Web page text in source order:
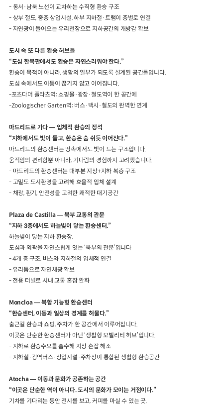
- 동서 · 남북 노선이 교차하는 수직형 환승 구조
- 상부 철도,중층 상업시설,하부 지하철 ·트램이 층별로 연결
- 자연광이 들어오는 유리천장으로 지하공간의 개방감 확보
도시 속 또 다른 환승 허브들
“도심 한복판에서도 환승은 자연스러워야 한다.”
환승이 목적이 아니라,생활의 일부가 되도록 설계된 공간들입니다.
도심 속에서도 이동이 끊기지 않고 이어집니다.
-포츠다머 플라츠역: 쇼핑몰·광장·철도역이 한 공간에
-Zoologischer Garten역: 버스· 택시 ·철도의 완벽한 연계
마드리드로 가다— 입체적 환승의 정석
“지하에서도 빛이 들고, 환승은 숨 쉬듯 이어진다.”
마드리드의 환승센터는 땅속에서도 빛이 드는 구조입니다.
움직임의 편리함뿐 아니라, 기다림의 경험까지 고려했습니다.
- 마드리드의 환승센터는 대부분 지상+지하 복층 구조
- 고밀도 도시환경을 고려해 효율적 입체 설계
- 채광, 환기, 안전성을 고려한 쾌적한 대기공간
Plaza de Castilla— 북부 교통의 관문
“지하3층에서도 하늘빛이 닿는 환승센터.”
하늘빛이 닿는 지하 환승장.
도심과 외곽을 자연스럽게 잇는‘북부의 관문’입니다
- 4개 층 구조, 버스와 지하철의 입체적 연결
- 유리돔으로 자연채광 확보
- 전용 터널로 시내 교통 혼잡 완화
Moncloa— 복합 기능형 환승센터
“환승센터,이동과 일상의 경계를 허물다.”
출근길 환승과 쇼핑,주차가 한 공간에서 이루어집니다.
이곳은 단순한 환승센터가 아닌‘생활형 모빌리티 허브’입니다
- 지하로 환승수요를 흡수해 지상 혼잡 해소
- 지하철 ·광역버스·상업시설 ·주차장이 통합된 생활형 환승공간
Atocha—이동과 문화가 공존하는 공간
“이곳은 단순한 역이 아니다.도시의 문화가 모이는 거점이다.”
기차를 기다리는 동안 전시를 보고, 커피를 마실 수 있는 곳